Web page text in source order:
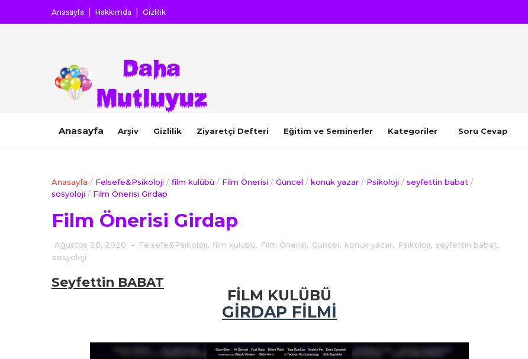
Anasayfa Hakkımda Gizlilik
Anasayfa Arşiv Gizlilik Ziyaretçi Defteri Eğitim ve Seminerler Kategoriler Soru Cevap
Anasayfa / Felsefe&Psikoloji / film kulübü / Film Önerisi / Güncel / konuk yazar / Psikoloji / seyfettin babat /
sosyoloji / Film Önerisi Girdap
Film Önerisi Girdap
Ağustos 28, 2020 - Felsefe&Psikoloji, film kulübü, Film Önerisi, Güncel, konuk yazar, Psikoloji, seyfettin babat,
sosyoloji
Seyfettin BABAT
FİLM KULÜBÜ
GİRDAP FİLMİ